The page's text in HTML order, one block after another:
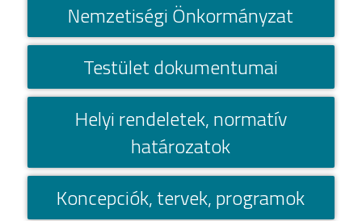
Nemzetiségi Önkormányzat
Testület dokumentumai
Helyi rendeletek, normatí­v
határozatok
Koncepciók, tervek, programok